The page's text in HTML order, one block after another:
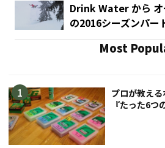
Drink Water から オ
の2016シーズンパー
Most
プロが教え
『たった6つ